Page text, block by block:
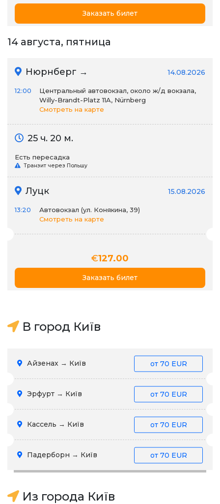
Заказать билет
14 августа, пятница
Нюрнберг → 14.08.2026
12:00
Центральный автовокзал, около ж/д вокзала,
Willy-Brandt-Platz 11A, Nürnberg
Смотреть на карте
25 ч. 20 м.
Есть пересадка
Транзит через Польшу
Луцк 15.08.2026
13:20
Автовокзал (ул. Конякина, 39)
Смотреть на карте
€127.00
Заказать билет
В город Київ
Айзенах → Київ от 70 EUR
Эрфурт → Київ от 70 EUR
Кассель → Київ от 70 EUR
Падерборн → Київ от 70 EUR
Из города Київ